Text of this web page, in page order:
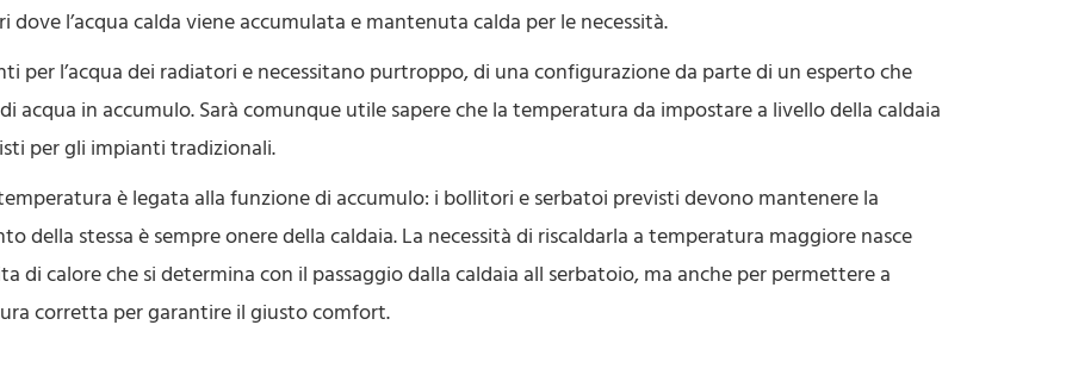
l’acqua calda viene accumulata e mantenuta calda per le necessità.
per l’acqua dei radiatori e necessitano purtroppo, di una configurazione da parte di un esperto che
acqua in accumulo. Sarà comunque utile sapere che la temperatura da impostare a livello della caldaia
per gli impianti tradizionali.
è legata alla funzione di accumulo: i bollitori e serbatoi previsti devono mantenere la
della stessa è sempre onere della caldaia. La necessità di riscaldarla a temperatura maggiore nasce
di calore che si determina con il passaggio dalla caldaia all serbatoio, ma anche per permettere a
corretta per garantire il giusto comfort.